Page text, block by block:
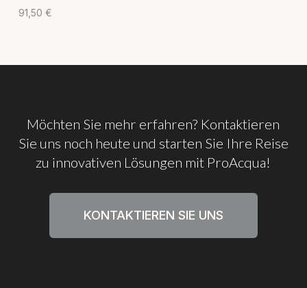
91,50 €
Möchten Sie mehr erfahren? Kontaktieren
Sie uns noch heute und starten Sie Ihre Reise
zu innovativen Lösungen mit ProAcqua!
KONTAKTIEREN SIE UNS